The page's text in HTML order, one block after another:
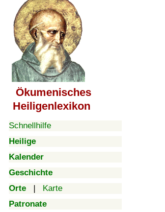
Ökumenisches
Heiligenlexikon
Schnellhilfe
Heilige
Kalender
Geschichte
Orte | Karte
Patronate